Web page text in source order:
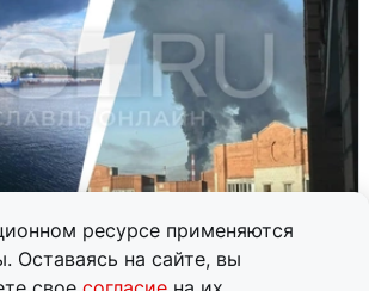
ресурсе применяются
Оставаясь на сайте, вы
БПЛА на Ярославль: